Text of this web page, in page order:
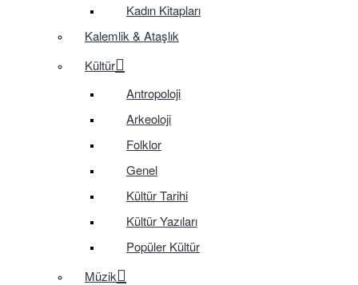
Kadın Kitapları
Kalemlik & Ataşlık
Kültür
Antropoloji
Arkeoloji
Folklor
Genel
Kültür Tarihi
Kültür Yazıları
Popüler Kültür
Müzik